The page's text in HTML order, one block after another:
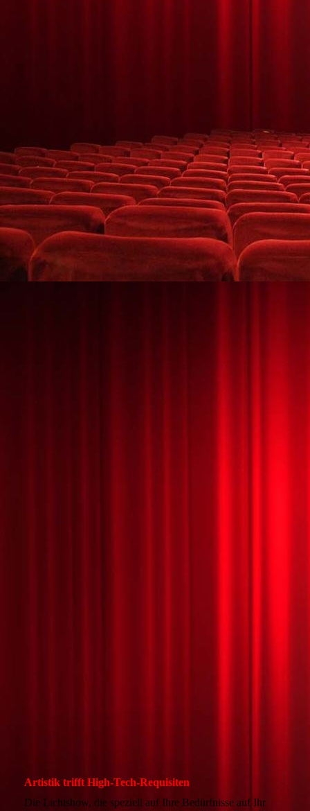
Artistik trifft High-Tech-Requisiten
Die Lichtshow, die speziell auf Ihre Bedürfnisse auf Ihr